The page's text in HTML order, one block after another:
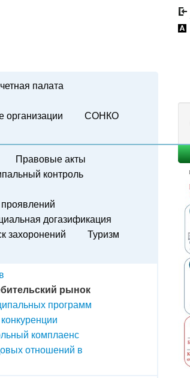
палата
СОНКО
Правовые акты
контроль
догазификация
захоронений
Туризм
рынок
программ
комплаенс
отношений в